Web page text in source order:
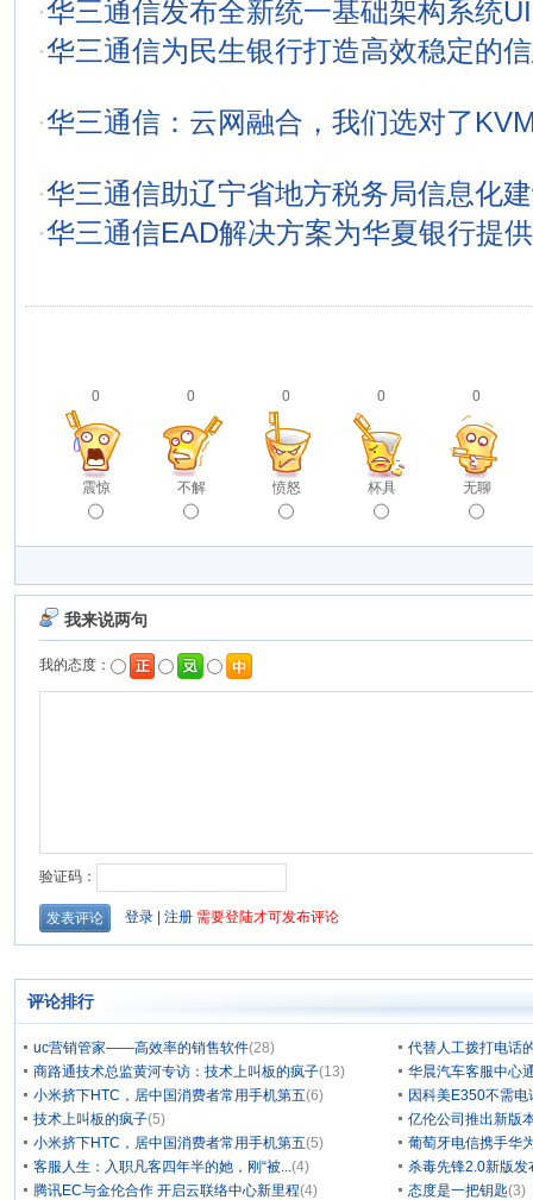
·华三通信发布全新统一基础架构系统
·华三通信为民生银行打造高效稳定的
·华三通信：云网融合，我们选对了
·华三通信助辽宁省地方税务局信息化
·华三通信EAD解决方案为华夏银行提
0
震惊
0
不解
0
愤怒
0
杯具
0
无聊
评论排行
uc营销管家——高效率的销售软件(28)
代替人工拨打电话
商路通技术总监黄河专访：技术上叫板的疯子(13)
华晨汽车客服中心
小米挤下HTC，居中国消费者常用手机第五(6)
因科美E350不需
技术上叫板的疯子(5)
亿伦公司推出新版
小米挤下HTC，居中国消费者常用手机第五(5)
葡萄牙电信携手华
客服人生：入职凡客四年半的她，刚“被...(4)
杀毒先锋2.0新版发
腾讯EC与金伦合作 开启云联络中心新里程(4) 态度是一把钥匙(3)